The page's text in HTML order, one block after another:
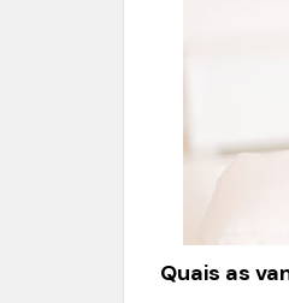
Quais as